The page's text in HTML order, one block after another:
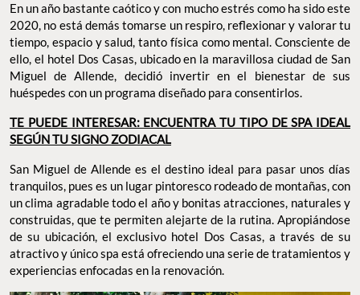
En un año bastante caótico y con mucho estrés como ha sido este
2020, no está demás tomarse un respiro, reflexionar y valorar tu
tiempo, espacio y salud, tanto física como mental. Consciente de
ello, el hotel Dos Casas, ubicado en la maravillosa ciudad de San
Miguel de Allende, decidió invertir en el bienestar de sus
huéspedes con un programa diseñado para consentirlos.
TE PUEDE INTERESAR: ENCUENTRA TU TIPO DE SPA IDEAL
SEGÚN TU SIGNO ZODIACAL
San Miguel de Allende es el destino ideal para pasar unos días
tranquilos, pues es un lugar pintoresco rodeado de montañas, con
un clima agradable todo el año y bonitas atracciones, naturales y
construidas, que te permiten alejarte de la rutina. Apropiándose
de su ubicación, el exclusivo hotel Dos Casas, a través de su
atractivo y único spa está ofreciendo una serie de tratamientos y
experiencias enfocadas en la renovación.